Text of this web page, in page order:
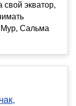
экватор,
Мур, Сальма